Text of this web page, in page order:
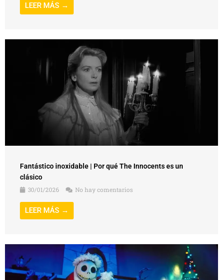
LEER MÁS →
Fantástico inoxidable | Por qué The Innocents es un
clásico
30/01/2026
No hay comentarios
LEER MÁS →